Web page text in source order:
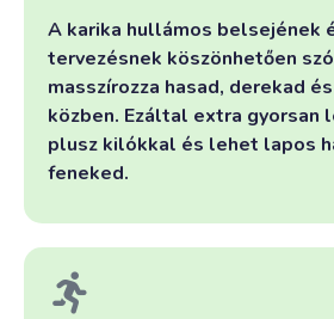
A karika hullámos belsejének
tervezésnek köszönhetően
masszírozza hasad, derekad
közben. Ezáltal extra gyorsan
plusz kilókkal és lehet lapos
feneked.